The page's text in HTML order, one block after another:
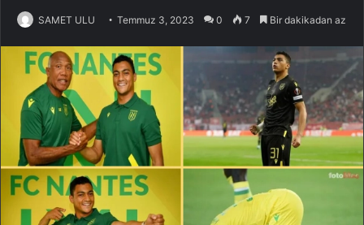
SAMET ULU Temmuz 3, 2023 0 7 Bir dakikadan az